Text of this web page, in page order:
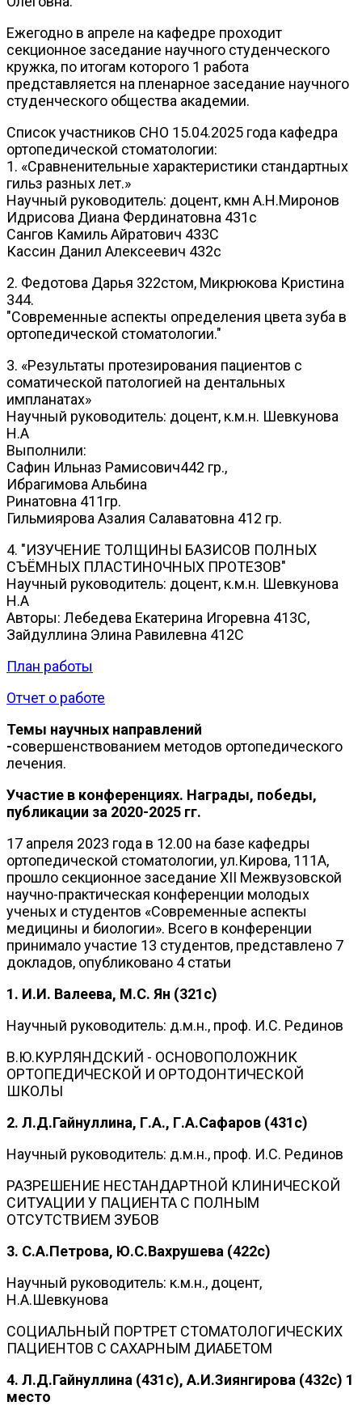
Ежегодно в апреле на кафедре проходит
секционное заседание научного студенческого
кружка, по итогам которого 1 работа
представляется на пленарное заседание научного
студенческого общества академии.
Список участников СНО 15.04.2025 года кафедра
ортопедической стоматологии:
1. «Сравненительные характеристики стандартных
гильз разных лет.»
Научный руководитель: доцент, кмн А.Н.Миронов
Идрисова Диана Фердинатовна 431с
Сангов Камиль Айратович 433С
Кассин Данил Алексеевич 432с
2. Федотова Дарья 322стом, Микрюкова Кристина
344.
"Современные аспекты определения цвета зуба в
ортопедической стоматологии."
3. «Результаты протезирования пациентов с
соматической патологией на дентальных
импланатах»
Научный руководитель: доцент, к.м.н. Шевкунова
Н.А
Выполнили:
Сафин Ильназ Рамисович442 гр.,
Ибрагимова Альбина
Ринатовна 411гр.
Гильмиярова Азалия Салаватовна 412 гр.
4. "ИЗУЧЕНИЕ ТОЛЩИНЫ БАЗИСОВ ПОЛНЫХ
СЪЁМНЫХ ПЛАСТИНОЧНЫХ ПРОТЕЗОВ"
Научный руководитель: доцент, к.м.н. Шевкунова
Н.А
Авторы: Лебедева Екатерина Игоревна 413С,
Зайдуллина Элина Равилевна 412С
План работы
Отчет о работе
Темы научных направлений
-совершенствованием методов ортопедического
лечения.
Участие в конференциях. Награды, победы,
публикации за 2020-2025 гг.
17 апреля 2023 года в 12.00 на базе кафедры
ортопедической стоматологии, ул.Кирова, 111А,
прошло секционное заседание XII Межвузовской
научно-практическая конференции молодых
ученых и студентов «Современные аспекты
медицины и биологии». Всего в конференции
принимало участие 13 студентов, представлено 7
докладов, опубликовано 4 статьи
1. И.И. Валеева, М.С. Ян (321с)
Научный руководитель: д.м.н., проф. И.С. Рединов
В.Ю.КУРЛЯНДСКИЙ - ОСНОВОПОЛОЖНИК
ОРТОПЕДИЧЕСКОЙ И ОРТОДОНТИЧЕСКОЙ
ШКОЛЫ
2. Л.Д.Гайнуллина, Г.А., Г.А.Сафаров (431с)
Научный руководитель: д.м.н., проф. И.С. Рединов
РАЗРЕШЕНИЕ НЕСТАНДАРТНОЙ КЛИНИЧЕСКОЙ
СИТУАЦИИ У ПАЦИЕНТА С ПОЛНЫМ
ОТСУТСТВИЕМ ЗУБОВ
3. С.А.Петрова, Ю.С.Вахрушева (422с)
Научный руководитель: к.м.н., доцент,
Н.А.Шевкунова
СОЦИАЛЬНЫЙ ПОРТРЕТ СТОМАТОЛОГИЧЕСКИХ
ПАЦИЕНТОВ С САХАРНЫМ ДИАБЕТОМ
4. Л.Д.Гайнуллина (431с), А.И.Зиянгирова (432с) 1
место